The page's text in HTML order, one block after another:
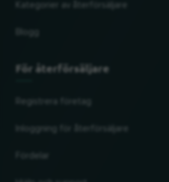
För återförsäljare
Inloggning för återförsäljare